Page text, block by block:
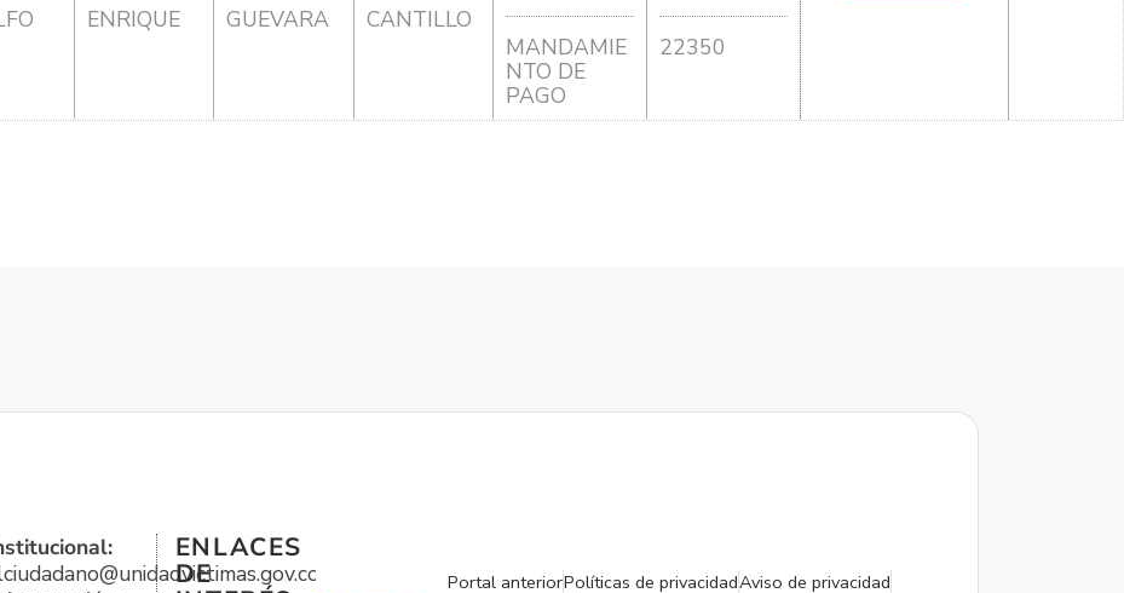
ENRIQUE GUEVARA CANTILLO
MANDAMIE
NTO DE
PAGO
22350
ENLACES
DE Portal anteriorPolíticas de privacidadAviso de privacidad